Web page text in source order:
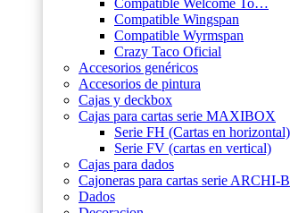
Compatible Welcome To…
Compatible Wingspan
Compatible Wyrmspan
Crazy Taco Oficial
Accesorios genéricos
Accesorios de pintura
Cajas y deckbox
Cajas para cartas serie MAXIBOX
Serie FH (Cartas en horizontal)
Serie FV (cartas en vertical)
Cajas para dados
Cajoneras para cartas serie ARCHI-
Dados